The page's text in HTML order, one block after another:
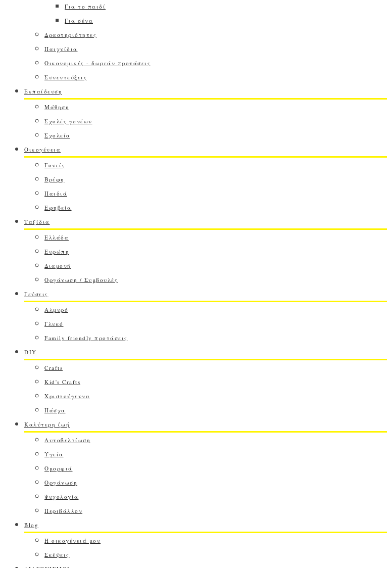
Για το παιδί
Για σένα
Δραστηριότητες
Παιχνίδια
Οικονομικές - δωρεάν προτάσεις
Συνεντεύξεις
Εκπαίδευση
Μάθηση
Σχολές γονέων
Σχολείο
Οικογένεια
Γονείς
Βρέφη
Παιδιά
Εφηβεία
Ταξίδια
Ελλάδα
Ευρώπη
Διαμονή
Οργάνωση / Συμβουλές
Γεύσεις
Αλμυρό
Γλυκό
Family friendly προτάσεις
DIY
Crafts
Kid's Crafts
Χριστούγεννα
Πάσχα
Καλύτερη ζωή
Αυτοβελτίωση
Υγεία
Ομορφιά
Οργάνωση
Ψυχολογία
Περιβάλλον
Blog
Η οικογένειά μου
Σκέψεις